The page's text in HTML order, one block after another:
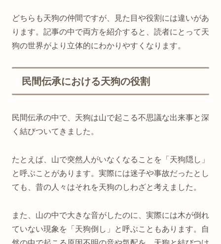
どちらも天狗の仲間ですが、見た目や役割には違いがあ
ります。記事の中で両方を紹介すると、読者にとって天
狗の世界がより立体的にわかりやすくなります。
民間伝承における天狗の役割
民間伝承の中で、天狗は山で起こる不思議な出来事と深
く結びついてきました。
たとえば、山で突然人がいなくなることを「天狗隠し」
と呼ぶことがあります。実際には迷子や事故だったとし
ても、昔の人々はそれを天狗のしわざと考えました。
また、山の中で大きな音がしたのに、実際には木が倒れ
ていない現象を「天狗倒し」と呼ぶこともあります。自